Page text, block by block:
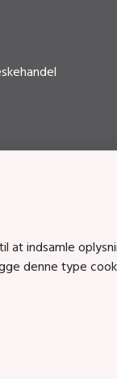
indsamle
denne type